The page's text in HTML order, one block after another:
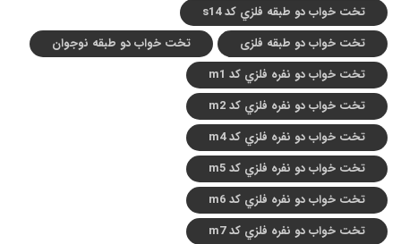
تخت خواب دو طبقه فلزي کد s14
تخت خواب دو طبقه فلزی
تخت خواب دو طبقه نوجوان
تخت خواب دو نفره فلزي کد m1
تخت خواب دو نفره فلزي کد m2
تخت خواب دو نفره فلزي کد m4
تخت خواب دو نفره فلزي کد m5
تخت خواب دو نفره فلزي کد m6
تخت خواب دو نفره فلزي کد m7